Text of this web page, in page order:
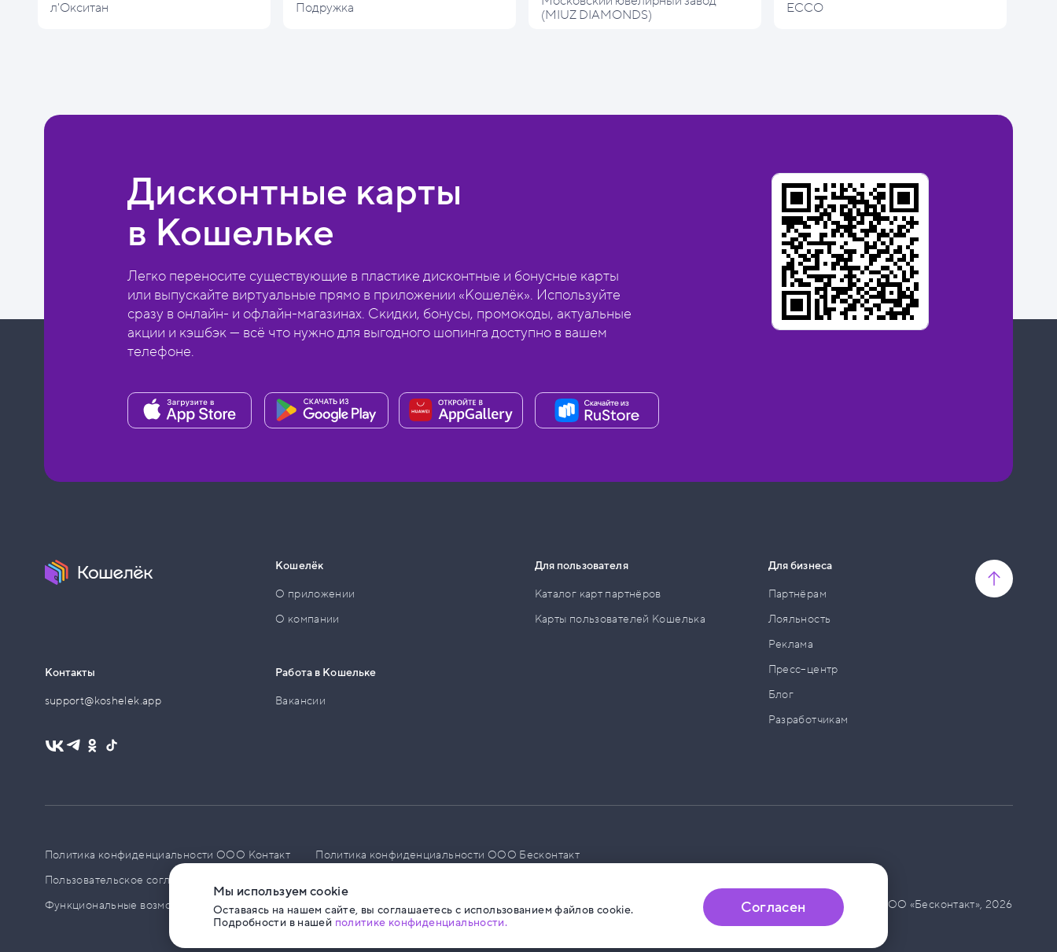
л'Окситан Подружка
(MIUZ DIAMONDS)
ECCO
Дисконтные карты
в Кошельке
Легко переносите существующие в пластике дисконтные и бонусные карты
или выпускайте виртуальные прямо в приложении «Кошелёк». Используйте
сразу в онлайн- и офлайн-магазинах. Скидки, бонусы, промокоды, актуальные
акции и кэшбэк — всё что нужно для выгодного шопинга доступно в вашем
телефоне.
Контакты
support@koshelek.app
Кошелёк
О приложении
О компании
Работа в Кошельке
Вакансии
Для пользователя
Каталог карт партнёров
Карты пользователей Кошелька
Для бизнеса
Партнёрам
Лояльность
Реклама
Пресс–центр
Блог
Разработчикам
Политика конфиденциальности ООО Контакт
Политика конфиденциальности ООО Бесконтакт
Пользовательское соглашение
Функциональные возможности ПО
© ООО «Бесконтакт», 2026
Мы используем cookie
Оставаясь на нашем сайте, вы соглашаетесь с использованием файлов cookie.
Подробности в нашей политике конфиденциальности.
Согласен